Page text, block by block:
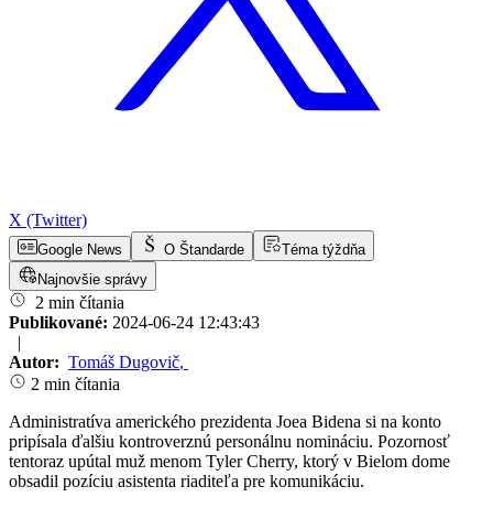
X (Twitter)
Google News O Štandarde
Téma týždňa
Najnovšie správy
2 min čítania
Publikované: 2024-06-24 12:43:43
|
Autor: Tomáš Dugovič,
2 min čítania
Administratíva amerického prezidenta Joea Bidena si na konto
pripísala ďalšiu kontroverznú personálnu nomináciu. Pozornosť
tentoraz upútal muž menom Tyler Cherry, ktorý v Bielom dome
obsadil pozíciu asistenta riaditeľa pre komunikáciu.